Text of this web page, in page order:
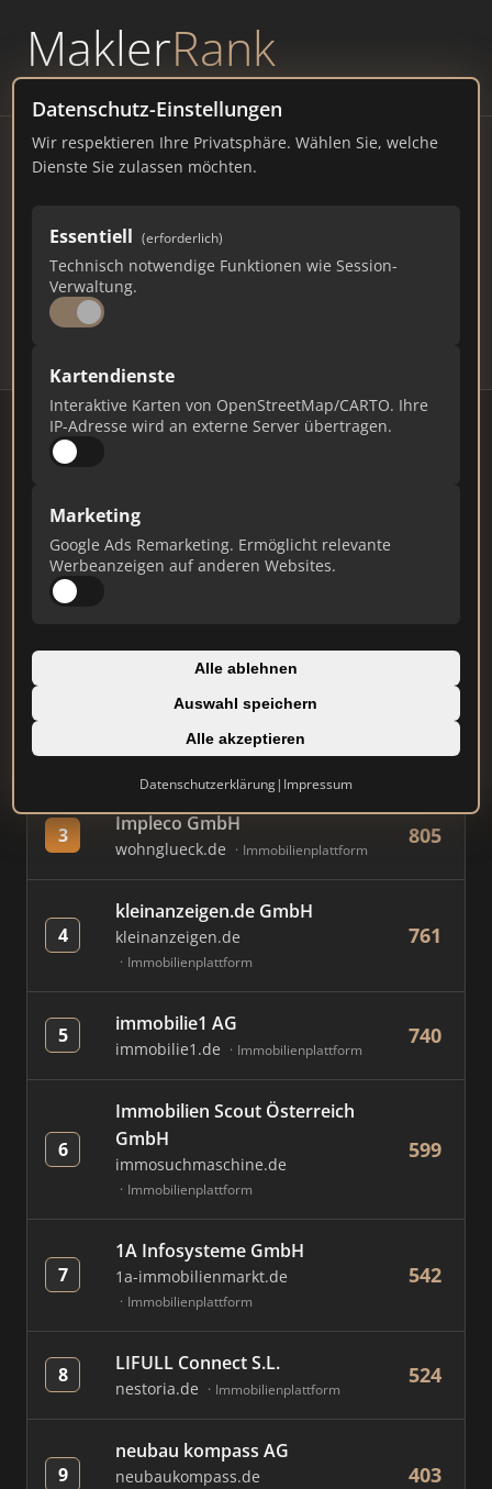
MaklerRank
powered byWAVEPOINT
Datenschutz-Einstellungen
Wir respektieren Ihre Privatsphäre. Wählen Sie, welche
Dienste Sie zulassen möchten.
Essentiell (erforderlich)
Technisch notwendige Funktionen wie Session-
Verwaltung.
Kartendienste
Interaktive Karten von OpenStreetMap/CARTO. Ihre
IP-Adresse wird an externe Server übertragen.
Marketing
Google Ads Remarketing. Ermöglicht relevante
Werbeanzeigen auf anderen Websites.
Alle ablehnen
Auswahl speichern
Alle akzeptieren
Datenschutzerklärung| Impressum
Immobilienmakler Thansau
– Ranking Juli 2026
BAYERN 700 EINWOHNER
89 592
# MAKLER / FIRMA
immowelt.de Immobilienplattform
Immobilien Scout GmbH
immobilienscout24.de
Immobilienplattform
3 Impleco GmbH
wohnglueck.de Immobilienplattform
805
4
kleinanzeigen.de GmbH
kleinanzeigen.de
Immobilienplattform
761
5 immobilie1 AG
immobilie1.de Immobilienplattform
740
6
Immobilien Scout Österreich
GmbH
immosuchmaschine.de
Immobilienplattform
599
7
1A Infosysteme GmbH
1a-immobilienmarkt.de
Immobilienplattform
542
8 LIFULL Connect S.L.
nestoria.de Immobilienplattform
524
9
neubau kompass AG
neubaukompass.de 403